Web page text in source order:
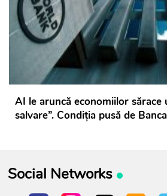
AI le aruncă economiilor sărace
salvare”. Condiția pusă de
Social Networks